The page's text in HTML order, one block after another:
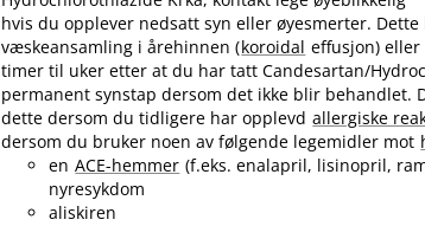
hvis du opplever nedsatt syn eller øyesmerter.
væskeansamling i årehinnen (koroidal effusjon) eller
timer til uker etter at du har tatt Candesartan​/​
permanent synstap dersom det ikke blir behandlet.
dette dersom du tidligere har opplevd allergiske
dersom du bruker noen av følgende legemidler mot
en ACE-hemmer (f.eks. enalapril, lisinopril,
nyresykdom
aliskiren